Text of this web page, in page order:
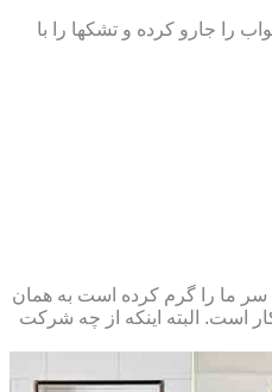
را جارو کرده و تشک‏ها را با
ما را گرم کرده است به همان
است. البته اینکه از چه شرکت